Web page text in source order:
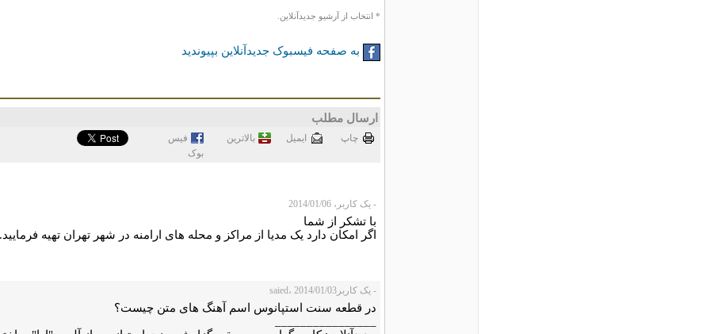
* انتخاب از آرشیو جدیدآنلاین.
به صفحه فیسبوک جدیدآنلاین بپیوندید
ارسال مطلب
چاپ ايميل بالاترین
فيس
بوک
- یک کاربر، 2014/01/06
با تشکر از شما
اگر امکان دارد یک مدیا از مراکز و محله های ارامنه در شهر تهران تهیه فرمایید.
- یک کاربرsaied، 2014/01/03
در قطعه سنت استپانوس اسم آهنگ های متن چیست؟